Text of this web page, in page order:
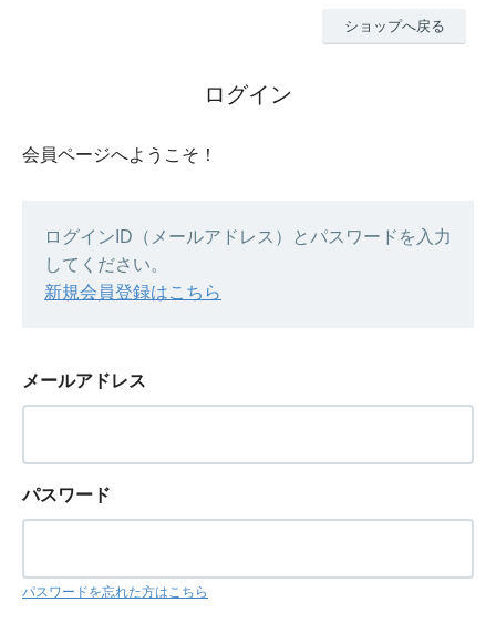
ショップへ戻る
ログイン
会員ページへようこそ！
ログインID（メールアドレス）とパスワードを入力
してください。
新規会員登録はこちら
メールアドレス
パスワード
パスワードを忘れた方はこちら